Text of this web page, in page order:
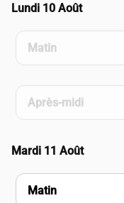
Lundi 10 Août
Matin
Après-midi
Mardi 11 Août
Matin